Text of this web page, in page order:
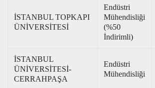
İSTANBUL TOPKAPI
ÜNİVERSİTESİ
Endüstri
Mühendisliği
(%50
İndirimli)
İSTANBUL
ÜNİVERSİTESİ-
CERRAHPAŞA
Endüstri
Mühendisliği